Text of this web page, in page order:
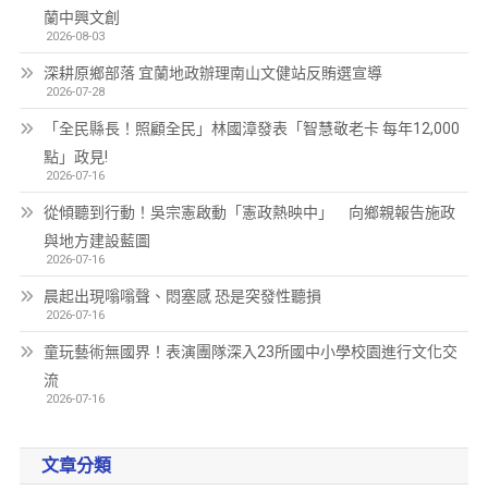
蘭中興文創
2026-08-03
深耕原鄉部落 宜蘭地政辦理南山文健站反賄選宣導
2026-07-28
「全民縣長！照顧全民」林國漳發表「智慧敬老卡 每年12,000
點」政見!
2026-07-16
從傾聽到行動！吳宗憲啟動「憲政熱映中」 向鄉親報告施政
與地方建設藍圖
2026-07-16
晨起出現嗡嗡聲、悶塞感 恐是突發性聽損
2026-07-16
童玩藝術無國界！表演團隊深入23所國中小學校園進行文化交
流
2026-07-16
文章分類